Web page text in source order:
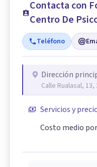
Contacta con
Centro De
Teléfono
Dirección
Calle Rualasal,
Servicios y
Costo medio